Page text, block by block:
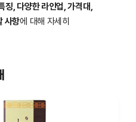
징, 다양한 라인업, 가격대,
사항에 대해 자세히